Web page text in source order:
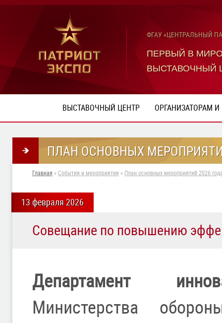
ФГАУ «ЦЕНТРАЛЬНЫЙ
ПЕРВЫЙ В
ВЫСТАВОЧНЫЙ
ВЫСТАВОЧНЫЙ ЦЕНТР ОРГАНИЗАТОРАМ
ПЛАН ОСНОВНЫХ
Главная » События и мероприятия » План основных мероприятий 2026
13 февраля 2026
Совещание по повышению
Департамент
Министерства